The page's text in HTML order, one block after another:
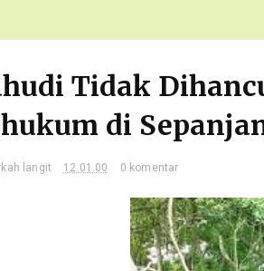
Tidak
di
langit 12.01.00 0 komentar